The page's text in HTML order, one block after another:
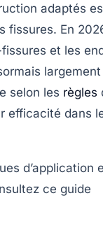
adaptés
fissures. En
et les
largement
selon les règles
efficacité dans
d’application
ce guide